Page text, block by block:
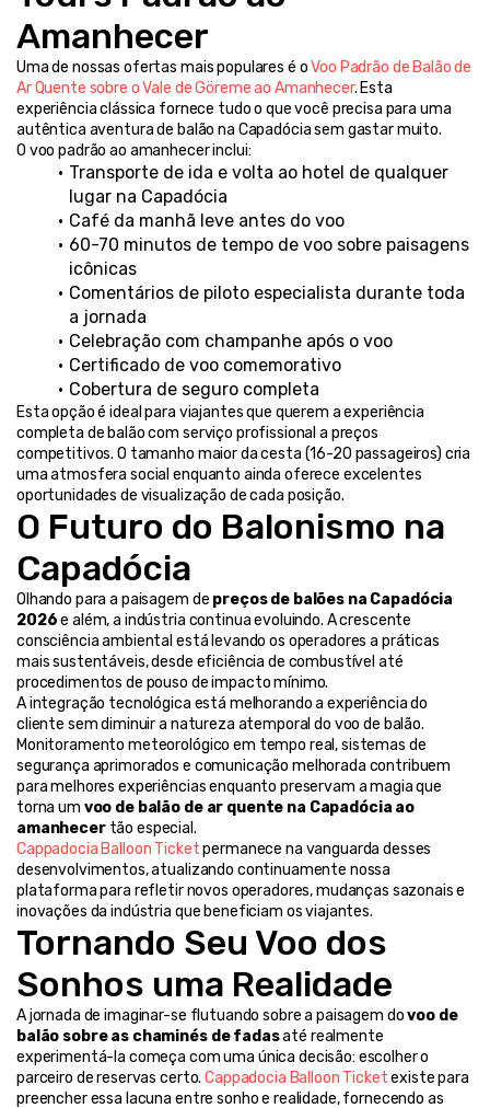
Amanhecer
Uma de nossas ofertas mais populares é o Voo Padrão de Balão de
Ar Quente sobre o Vale de Göreme ao Amanhecer. Esta
experiência clássica fornece tudo o que você precisa para uma
autêntica aventura de balão na Capadócia sem gastar muito.
O voo padrão ao amanhecer inclui:
Transporte de ida e volta ao hotel de qualquer
lugar na Capadócia
Café da manhã leve antes do voo
60-70 minutos de tempo de voo sobre paisagens
icônicas
Comentários de piloto especialista durante toda
a jornada
Celebração com champanhe após o voo
Certificado de voo comemorativo
Cobertura de seguro completa
Esta opção é ideal para viajantes que querem a experiência
completa de balão com serviço profissional a preços
competitivos. O tamanho maior da cesta (16-20 passageiros) cria
uma atmosfera social enquanto ainda oferece excelentes
oportunidades de visualização de cada posição.
O Futuro do Balonismo na
Capadócia
Olhando para a paisagem de preços de balões na Capadócia
2026 e além, a indústria continua evoluindo. A crescente
consciência ambiental está levando os operadores a práticas
mais sustentáveis, desde eficiência de combustível até
procedimentos de pouso de impacto mínimo.
A integração tecnológica está melhorando a experiência do
cliente sem diminuir a natureza atemporal do voo de balão.
Monitoramento meteorológico em tempo real, sistemas de
segurança aprimorados e comunicação melhorada contribuem
para melhores experiências enquanto preservam a magia que
torna um voo de balão de ar quente na Capadócia ao
amanhecer tão especial.
Cappadocia Balloon Ticket permanece na vanguarda desses
desenvolvimentos, atualizando continuamente nossa
plataforma para refletir novos operadores, mudanças sazonais e
inovações da indústria que beneficiam os viajantes.
Tornando Seu Voo dos
Sonhos uma Realidade
A jornada de imaginar-se flutuando sobre a paisagem do voo de
balão sobre as chaminés de fadas até realmente
experimentá-la começa com uma única decisão: escolher o
parceiro de reservas certo. Cappadocia Balloon Ticket existe para
preencher essa lacuna entre sonho e realidade, fornecendo as